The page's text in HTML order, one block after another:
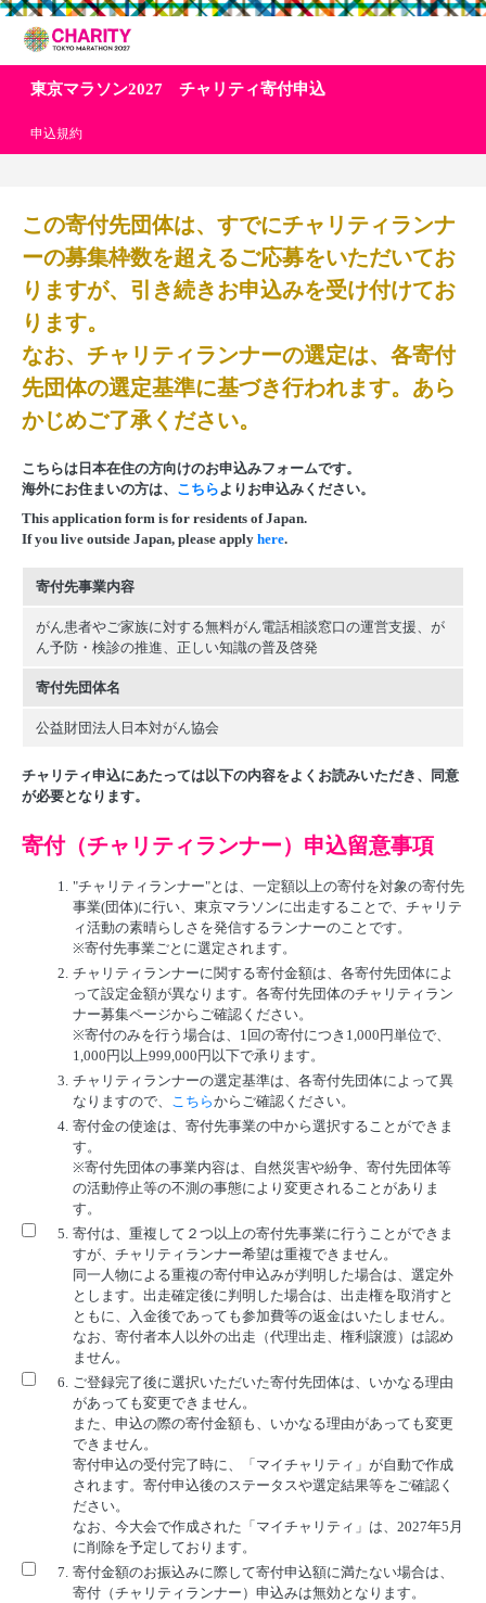
東京マラソン2027 チャリティ寄付申込
申込規約
この寄付先団体は、すでにチャリティランナ
ーの募集枠数を超えるご応募をいただいてお
りますが、引き続きお申込みを受け付けてお
ります。
なお、チャリティランナーの選定は、各寄付
先団体の選定基準に基づき行われます。あら
かじめご了承ください。
こちらは日本在住の方向けのお申込みフォームです。
海外にお住まいの方は、 こちらよりお申込みください。
This application form is for residents of Japan.
If you live outside Japan, please apply here.
寄付先事業内容
がん患者やご家族に対する無料がん電話相談窓口の運営支援、が
ん予防・検診の推進、正しい知識の普及啓発
寄付先団体名
公益財団法人日本対がん協会
チャリティ申込にあたっては以下の内容をよくお読みいただき、同意
が必要となります。
寄付（チャリティランナー）申込留意事項
1. "チャリティランナー"とは、一定額以上の寄付を対象の寄付先
事業(団体)に行い、東京マラソンに出走することで、チャリテ
ィ活動の素晴らしさを発信するランナーのことです。
※寄付先事業ごとに選定されます。
2. チャリティランナーに関する寄付金額は、各寄付先団体によ
って設定金額が異なります。各寄付先団体のチャリティラン
ナー募集ページからご確認ください。
※寄付のみを行う場合は、1回の寄付につき1,000円単位で、
1,000円以上999,000円以下で承ります。
3. チャリティランナーの選定基準は、各寄付先団体によって異
なりますので、 こちらからご確認ください。
4. 寄付金の使途は、寄付先事業の中から選択することができま
す。
※寄付先団体の事業内容は、自然災害や紛争、寄付先団体等
の活動停止等の不測の事態により変更されることがありま
す。
5. 寄付は、重複して２つ以上の寄付先事業に行うことができま
すが、チャリティランナー希望は重複できません。
同一人物による重複の寄付申込みが判明した場合は、選定外
とします。出走確定後に判明した場合は、出走権を取消すと
ともに、入金後であっても参加費等の返金はいたしません。
なお、寄付者本人以外の出走（代理出走、権利譲渡）は認め
ません。
6. ご登録完了後に選択いただいた寄付先団体は、いかなる理由
があっても変更できません。
また、申込の際の寄付金額も、いかなる理由があっても変更
できません。
寄付申込の受付完了時に、「マイチャリティ」が自動で作成
されます。寄付申込後のステータスや選定結果等をご確認く
ださい。
なお、今大会で作成された「マイチャリティ」は、2027年5月
に削除を予定しております。
7. 寄付金額のお振込みに際して寄付申込額に満たない場合は、
寄付（チャリティランナー）申込みは無効となります。